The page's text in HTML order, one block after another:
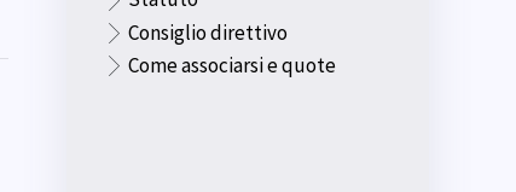
Consiglio direttivo
Come associarsi e quote